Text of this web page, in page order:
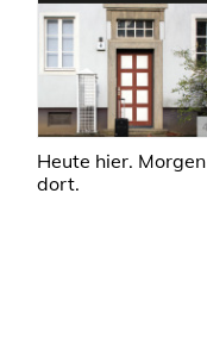
Heute hier. Morgen
dort.